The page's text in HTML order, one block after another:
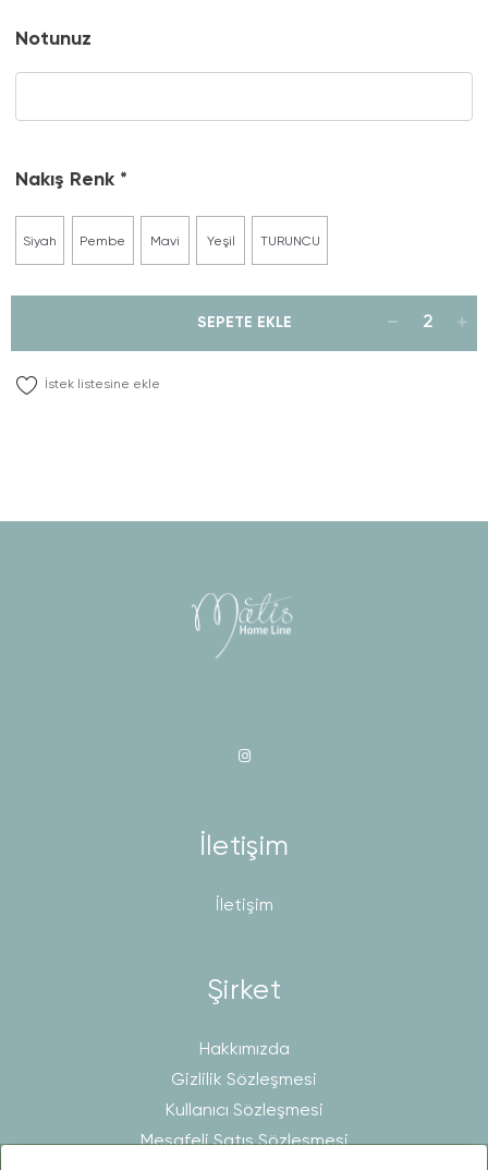
Notunuz
Nakış Renk
Siyah Pembe Mavi Yeşil TURUNCU
SEPETE EKLE
İstek listesine ekle
İletişim
İletişim
Şirket
Hakkımızda
Gizlilik Sözleşmesi
Kullanıcı Sözleşmesi
Mesafeli Satış Sözleşmesi